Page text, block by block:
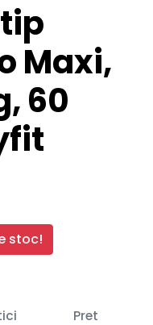
Maxi,
60
stoc!
Pret